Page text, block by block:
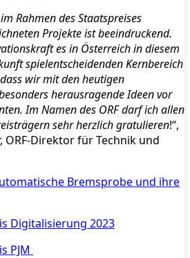
Rahmen des Staatspreises
Projekte ist beeindruckend.
es in Österreich in diesem
spielentscheidenden Kernbereich
wir mit den heutigen
herausragende Ideen vor
Im Namen des ORF darf ich allen
sehr herzlich gratulieren!“,
Direktor für Technik und
Bremsprobe und ihre
Digitalisierung 2023
PJM